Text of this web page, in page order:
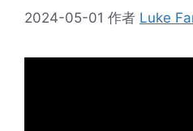
2024-05-01 作者 Luke